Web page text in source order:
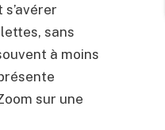
sans
à moins
sur une